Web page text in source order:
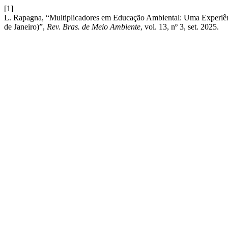
[1]
L. Rapagna, “Multiplicadores em Educação Ambiental: Uma
de Janeiro)”, Rev. Bras. de Meio Ambiente, vol. 13, nº 3, set. 2025.